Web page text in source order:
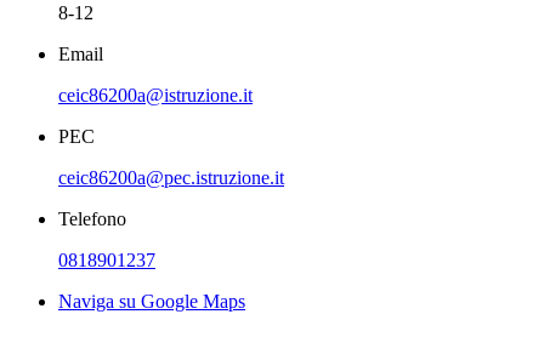
8-12
Email
ceic86200a@istruzione.it
PEC
ceic86200a@pec.istruzione.it
Telefono
0818901237
Naviga su Google Maps